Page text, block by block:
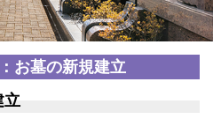
お墓の新規建立
立